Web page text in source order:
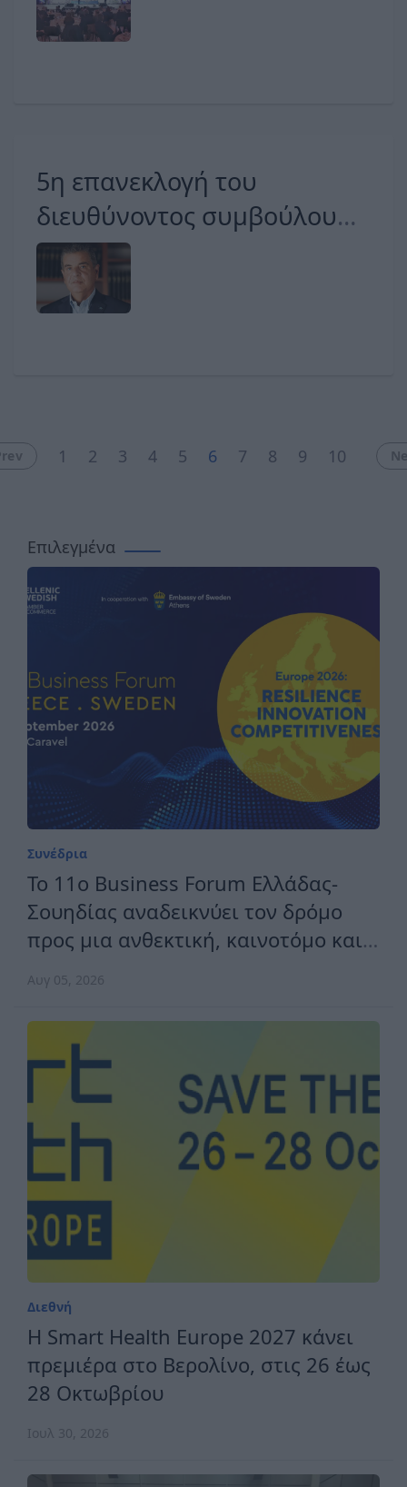
5η επανεκλογή του
διευθύνοντος συμβούλου
της ΔΕΘ-HELEXPO, Κ.
Ποζρικίδη, στο δ.σ. της UFI
1 2 3 4 5 6 7 8 9 10
Επιλεγμένα
Συνέδρια
Το 11ο Business Forum Ελλάδας-
Σουηδίας αναδεικνύει τον δρόμο
προς μια ανθεκτική, καινοτόμο και
Αυγ 05, 2026
Διεθνή
H Smart Health Europe 2027 κάνει
πρεμιέρα στο Βερολίνο, στις 26 έως
28 Οκτωβρίου
Ιουλ 30, 2026